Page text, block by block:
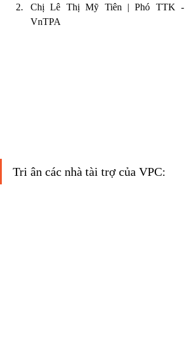
Chị Lê Thị Mỹ Tiên | Phó TTK -
VnTPA
Tri ân các nhà tài trợ của VPC: